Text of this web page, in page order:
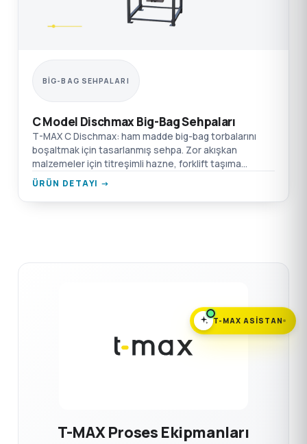
BIG-BAG SEHPALARI
C Model Dischmax Big-Bag Sehpaları
T-MAX C Dischmax: ham madde big-bag torbalarını
boşaltmak için tasarlanmış sehpa. Zor akışkan
malzemeler için titreşimli hazne, forklift taşıma
noktaları, emiş kutusu flanş bağlantısı.
ÜRÜN DETAYI →
T-MAX Proses Ekipmanları
T-MAX ASISTAN